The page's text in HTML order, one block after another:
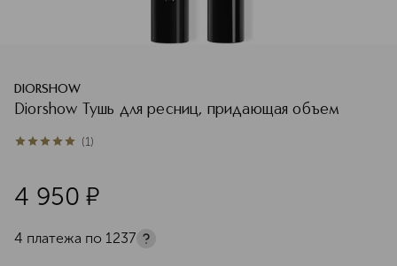
DIORSHOW
Diorshow Тушь для ресниц, придающая объем
5из 51 (1)
4 950 ¤
4 платежа по 1237